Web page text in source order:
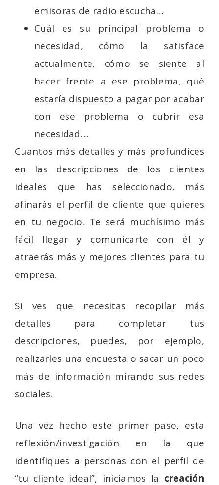
emisoras de radio escucha…
Cuál es su principal problema o
necesidad, cómo la satisface
actualmente, cómo se siente al
hacer frente a ese problema, qué
estaría dispuesto a pagar por acabar
con ese problema o cubrir esa
necesidad…
Cuantos más detalles y más profundices
en las descripciones de los clientes
ideales que has seleccionado, más
afinarás el perfil de cliente que quieres
en tu negocio. Te será muchísimo más
fácil llegar y comunicarte con él y
atraerás más y mejores clientes para tu
empresa.
Si ves que necesitas recopilar más
detalles para completar tus
descripciones, puedes, por ejemplo,
realizarles una encuesta o sacar un poco
más de información mirando sus redes
sociales.
Una vez hecho este primer paso, esta
reflexión/investigación en la que
identifiques a personas con el perfil de
“tu cliente ideal”, iniciamos la creación